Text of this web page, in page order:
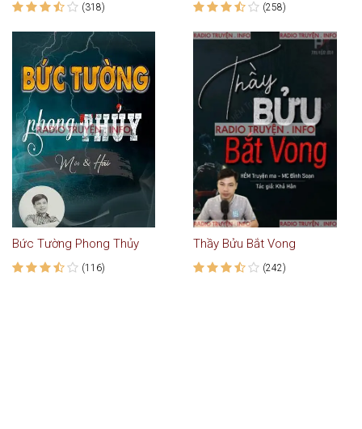
(318) (258)
Bức Tường Phong Thủy
(116)
Thầy Bửu Bắt Vong
(242)